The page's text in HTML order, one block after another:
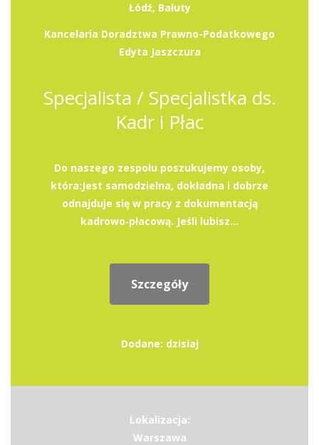
Łódź, Bałuty
Kancelaria Doradztwa Prawno-Podatkowego
Edyta Jaszczura
Specjalista / Specjalistka ds.
Kadr i Płac
Do naszego zespołu poszukujemy osoby,
która:Jest samodzielna, dokładna i dobrze
odnajduje się w pracy z dokumentacją
kadrowo‑płacową. Jeśli lubisz...
Szczegóły
Dodane: dzisiaj
Lokalizacja:
Warszawa